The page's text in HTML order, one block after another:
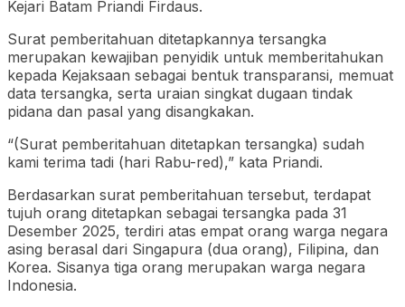
Kejari Batam Priandi Firdaus.
Surat pemberitahuan ditetapkannya tersangka
merupakan kewajiban penyidik untuk memberitahukan
kepada Kejaksaan sebagai bentuk transparansi, memuat
data tersangka, serta uraian singkat dugaan tindak
pidana dan pasal yang disangkakan.
“(Surat pemberitahuan ditetapkan tersangka) sudah
kami terima tadi (hari Rabu-red),” kata Priandi.
Berdasarkan surat pemberitahuan tersebut, terdapat
tujuh orang ditetapkan sebagai tersangka pada 31
Desember 2025, terdiri atas empat orang warga negara
asing berasal dari Singapura (dua orang), Filipina, dan
Korea. Sisanya tiga orang merupakan warga negara
Indonesia.